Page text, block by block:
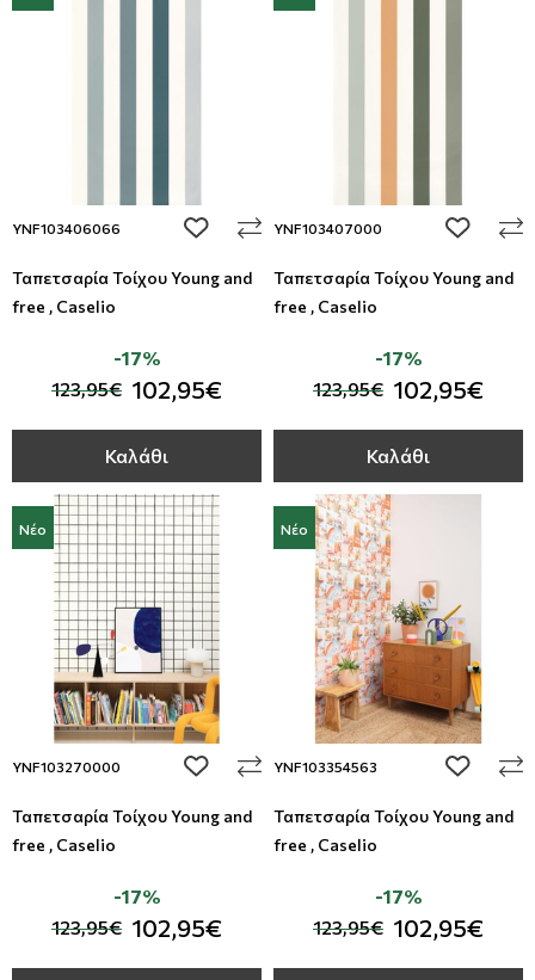
YNF103406066 add to wishlist
Ταπετσαρία Τοίχου Young and
free , Caselio
123,95€ 102,95€
-17%
Καλάθι
YNF103407000 add to
Ταπετσαρία Τοίχου Young and
free , Caselio
123,95€ 102,95€
-17%
Καλάθι
Νέο
YNF103270000 add to wishlist
Ταπετσαρία Τοίχου Young and
free , Caselio
123,95€ 102,95€
-17%
Νέο
YNF103354563 add to
Ταπετσαρία Τοίχου Young and
free , Caselio
123,95€ 102,95€
-17%